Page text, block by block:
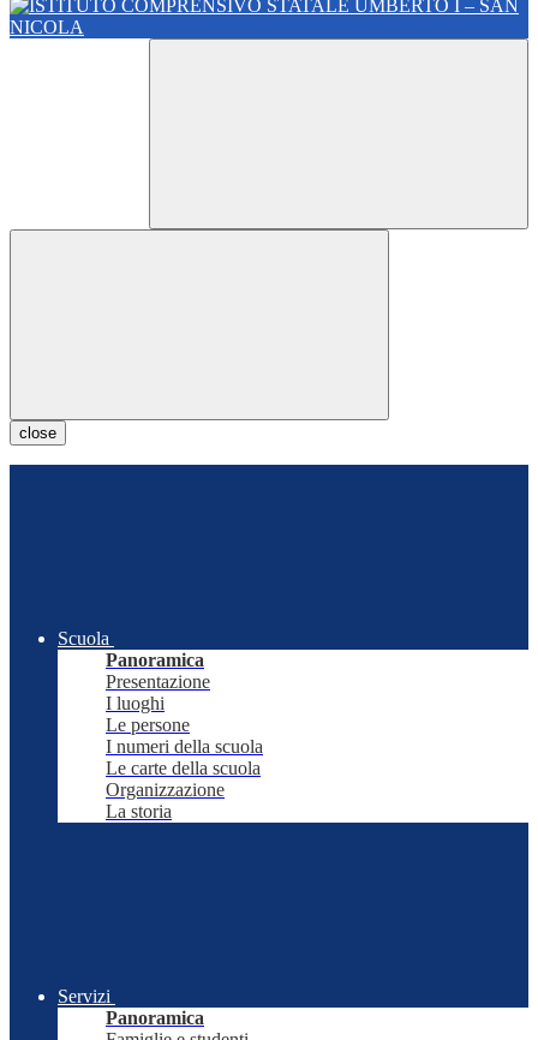
close
Scuola
Panoramica
Presentazione
I luoghi
Le persone
I numeri della scuola
Le carte della scuola
Organizzazione
La storia
Servizi
Panoramica